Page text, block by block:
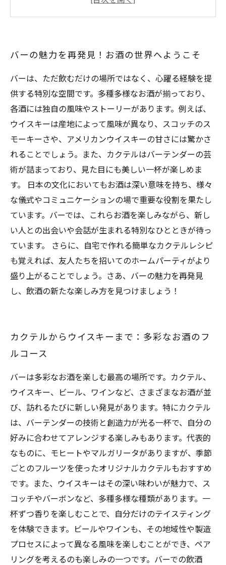
するために
新たな酒の旅へ：あなたのバー体験を豊かにす
る方法
バーの魅力を再発見！お酒の世界へようこそ
バーは、ただ飲むだけの場所ではなく、心躍る経験を提
供する特別な空間です。多種多様なお酒が揃っており、
各酒には独自の風味やストーリーがあります。例えば、
ウイスキーは産地によって風味が異なり、スコッチのス
モーキーさや、アメリカンウイスキーの甘さには驚かさ
れることでしょう。また、カクテルはバーテンダーの芸
術が詰まっており、見た目にも美しい一杯が楽しめま
す。 日本の文化においてもお酒は深い意味を持ち、様々
な儀式やコミュニケーションの場で重要な役割を果たし
ています。バーでは、これらお酒を楽しみながら、新し
い人との出会いや会話が生まれる特別なひとときが待っ
ています。 さらに、自宅で作れる簡単なカクテルレシピ
も覚えれば、友人たちを招いてのホームパーティがより
盛り上がることでしょう。さあ、バーの魅力を再発見
し、飲酒の新たな楽しみ方を見つけましょう！
カクテルからウイスキーまで：多彩なお酒のフ
ルコース
バーは多彩なお酒を楽しむ最高の場所です。カクテル、
ウイスキー、ビール、ワインなど、さまざまなお酒が並
び、訪れるたびに新しい発見があります。特にカクテル
は、バーテンダーの技術と創造力が光る一杯で、自分の
好みに合わせてアレンジする楽しみもあります。代表的
なものに、モヒートやマルガリータがありますが、季節
ごとのフルーツを使ったオリジナルカクテルもおすすめ
です。また、ウイスキーはその深い味わいが魅力で、ス
コッチやバーボンなど、多種多様な種類があります。一
杯ずつ香りを楽しむことで、自分だけのテイスティング
を体験できます。ビールやワインも、その地域性や製造
プロセスによって異なる風味を楽しむことができ、ペア
リングを考えるのも楽しみの一つです。バーでの飲酒